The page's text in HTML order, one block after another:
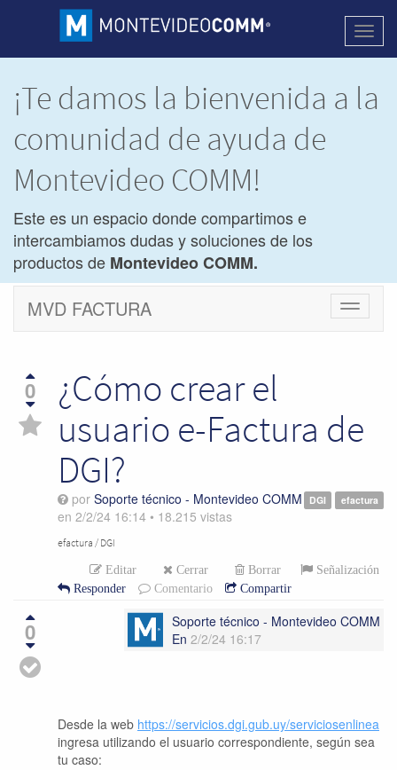
¡Te damos la bienvenida a la
comunidad de ayuda de
Montevideo COMM!
Este es un espacio donde compartimos e
intercambiamos dudas y soluciones de los
productos de Montevideo COMM.
Cambiar
MVD FACTURA
0
¿Cómo crear el
usuario e-Factura de
DGI?
DGI efactura
por Soporte técnico - Montevideo COMM
en 2/2/24 16:14 • 18.215 vistas
efactura / DGI
Editar Cerrar Borrar
Señalización
Responder
Comentario Compartir
0
Soporte técnico - Montevideo COMM
En 2/2/24 16:17
Desde la web https://servicios.dgi.gub.uy/serviciosenlinea
ingresa utilizando el usuario correspondiente, según sea
tu caso: